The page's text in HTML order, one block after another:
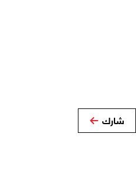
شارك